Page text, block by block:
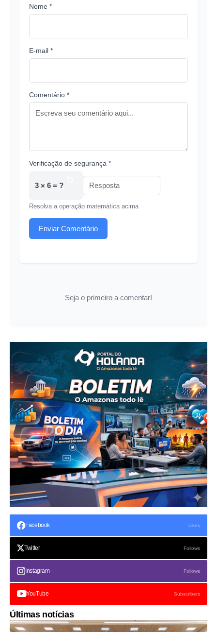
Nome *
E-mail *
Comentário *
Verificação de segurança *
3 × 6 = ?
Resolva a operação matemática acima
Enviar Comentário
Seja o primeiro a comentar!
Facebook Likes
Twitter Follows
Instagram Follows
YouTube Subscribers
Últimas notícias